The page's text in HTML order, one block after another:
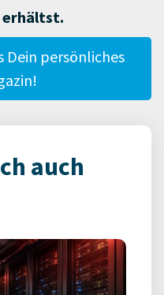
erhältst.
Dein persönliches
auch